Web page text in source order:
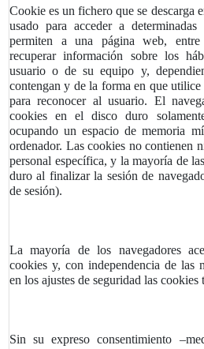
Cookie es un fichero que se descarga
usado para acceder a
permiten a una página web,
recuperar información sobre los
usuario o de su equipo y,
contengan y de la forma en que
para reconocer al usuario. El
cookies en el disco duro
ocupando un espacio de memoria
ordenador. Las cookies no contienen
personal específica, y la mayoría de
duro al finalizar la sesión de
de sesión).
La mayoría de los navegadores
cookies y, con independencia de las
en los ajustes de seguridad las cookies
Sin su expreso consentimiento